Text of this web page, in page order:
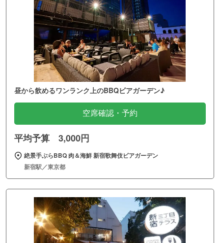
昼から飲めるワンランク上のBBQビアガーデン♪
空席確認・予約
平均予算 3,000円
絶景手ぶらBBQ 肉＆海鮮 新宿歌舞伎ビアガーデン
新宿駅／東京都